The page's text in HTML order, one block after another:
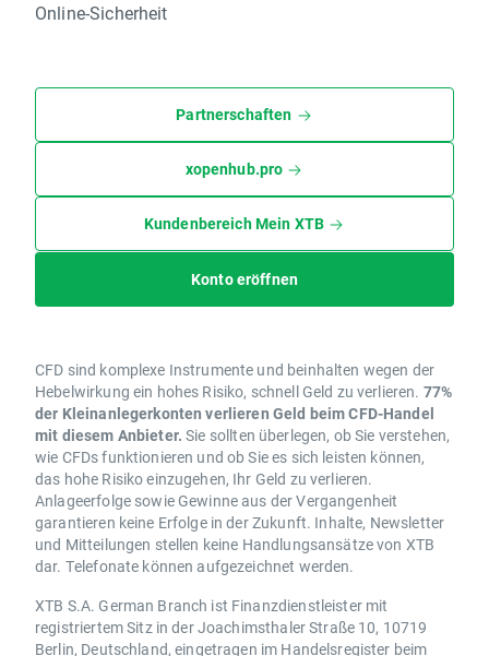
Online-Sicherheit
Partnerschaften
xopenhub.pro
Kundenbereich Mein XTB
Konto eröffnen
CFD sind komplexe Instrumente und beinhalten wegen der
Hebelwirkung ein hohes Risiko, schnell Geld zu verlieren. 77%
der Kleinanlegerkonten verlieren Geld beim CFD-Handel
mit diesem Anbieter. Sie sollten überlegen, ob Sie verstehen,
wie CFDs funktionieren und ob Sie es sich leisten können,
das hohe Risiko einzugehen, Ihr Geld zu verlieren.
Anlageerfolge sowie Gewinne aus der Vergangenheit
garantieren keine Erfolge in der Zukunft. Inhalte, Newsletter
und Mitteilungen stellen keine Handlungsansätze von XTB
dar. Telefonate können aufgezeichnet werden.
XTB S.A. German Branch ist Finanzdienstleister mit
registriertem Sitz in der Joachimsthaler Straße 10, 10719
Berlin, Deutschland, eingetragen im Handelsregister beim